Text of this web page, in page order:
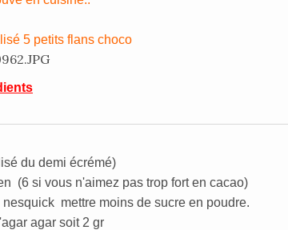
5 petits flans choco
du demi écrémé)
(6 si vous n'aimez pas trop fort en cacao)
mettre moins de sucre en poudre.
agar soit 2 gr